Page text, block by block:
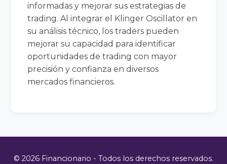
informadas y mejorar sus estrategias de
trading. Al integrar el Klinger Oscillator en
su análisis técnico, los traders pueden
mejorar su capacidad para identificar
oportunidades de trading con mayor
precisión y confianza en diversos
mercados financieros.
© 2026 Financionario - Todos los derechos reservados.